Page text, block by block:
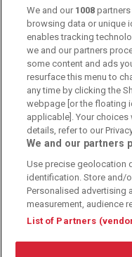
Sportwetten Angebote
immer die AGB auf den
Wetten kann
Suchtrisiken, Glücksspiel
Alle Anbieter auf dieser
werden von der
We and our 1008
browsing data or unique
enables tracking
we and our partners
some content and ads
resurface this menu to
any time by clicking the
webpage [or the floating
applicable]. Your
details, refer to our
We and our partners
Use precise geolocation
identification. Store and/
Personalised advertising
measurement, audience
List of Partners